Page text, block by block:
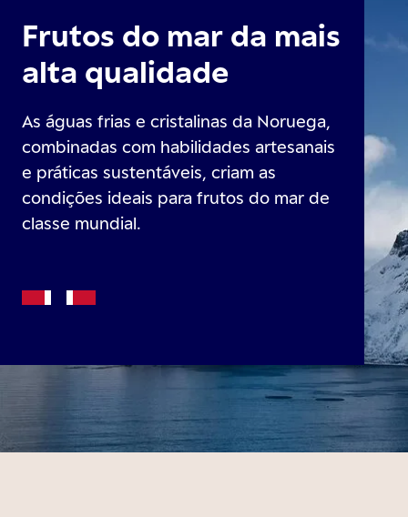
Frutos do mar da mais
alta qualidade
As águas frias e cristalinas da Noruega,
combinadas com habilidades artesanais
e práticas sustentáveis, criam as
condições ideais para frutos do mar de
classe mundial.